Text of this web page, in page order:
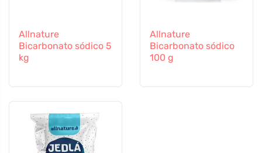
Allnature
Bicarbonato sódico 5
kg
Allnature
Bicarbonato sódico
100 g